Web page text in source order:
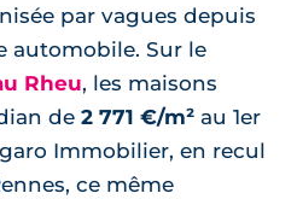
par vagues depuis
automobile. Sur le
Rheu, les maisons
de 2 771 €/m² au 1er
Immobilier, en recul
ce même